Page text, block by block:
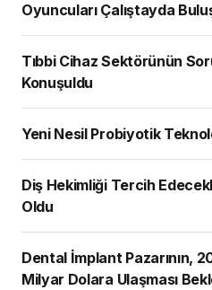
Oyuncuları Çalıştayda
Tıbbi Cihaz Sektörünün
Konuşuldu
Yeni Nesil Probiyotik
Diş Hekimliği Tercih Edecekler için
Oldu
Dental İmplant Pazarının,
Milyar Dolara Ulaşması